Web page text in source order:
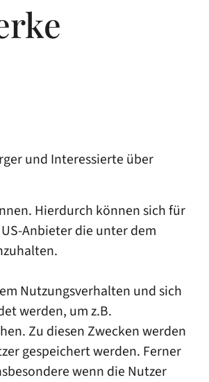
und Interessierte über
Hierdurch können sich für
Anbieter die unter dem
Nutzungsverhalten und sich
werden, um z.B.
Zu diesen Zwecken werden
gespeichert werden. Ferner
wenn die Nutzer